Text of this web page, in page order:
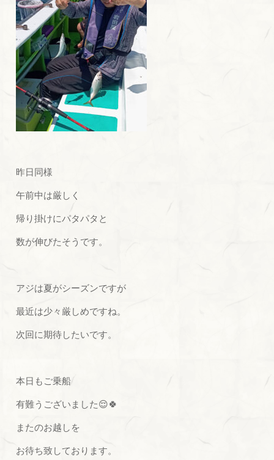
昨日同様
午前中は厳しく
帰り掛けにパタパタと
数が伸びたそうです。
アジは夏がシーズンですが
最近は少々厳しめですね。
次回に期待したいです。
本日もご乗船
有難うございました😌🍀
またのお越しを
お待ち致しております。